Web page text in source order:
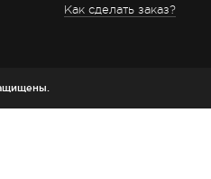
Как сделать заказ?